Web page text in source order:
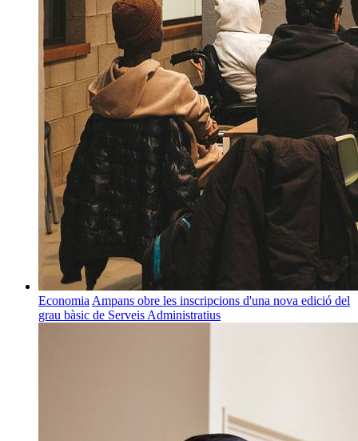
Economia Ampans obre les inscripcions d'una nova edició del
grau bàsic de Serveis Administratius